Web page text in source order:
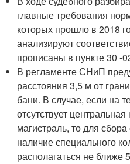
главные требования
которых прошло в 2018
анализируют
прописаны в пункте 30 -
В регламенте СНиП
расстояния 3,5 м от
бани. В случае, если на
отсутствует
магистраль, то для
наличие специального
располагаться не ближе